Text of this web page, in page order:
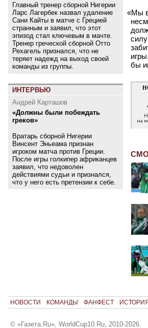
«Мы
бы
Главный тренер сборной Нигерии
Ларс Лагербек назвал удаление
Сани Кайты в матче с Грецией
странным и заявил, что этот
эпизод стал ключевым в мачте.
Тренер греческой сборной Отто
Рехагель признался, что не
теряет надежд на выход своей
команды из группы.
ИНТЕРВЬЮ
Андрей Карташов
«Должны были побеждать
греков»
Вратарь сборной Нигерии
Винсент Эньеама признан
игроком матча против Греции.
После игры голкипер африканцев
заявил, что недоволен
действиями судьи и признался,
что у него есть претензии к себе.
НОВОСТИ КОМАНДЫ ФАНФЕСТ ИСТОРИЯ
© «Газета.Ru», WorldCup10.Ru, 2010-2026.